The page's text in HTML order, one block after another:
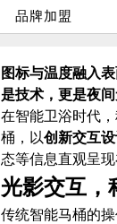
品牌加盟
图标与温度融入
是技术，更是夜
在智能卫浴时代
桶，以创新交互
态等信息直观呈
光影交互，
传统智能马桶的